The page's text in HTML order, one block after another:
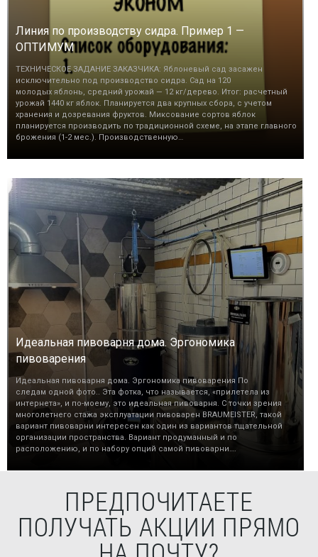
Линия по производству сидра. Пример 1 —
ОПТИМУМ
ТЕХНИЧЕСКОЕ ЗАДАНИЕ ЗАКАЗЧИКА: Яблоневый сад засажен
исключительно под производство сидра. Сад на 120
молодых яблонь, средний урожай — 12 кг/дерево. Итог: расчетный
урожай 1440 кг яблок. Планируется два крупных сбора, с учетом
хранения и дозревания фруктов. Миксование сортов яблок
планируется производить по традиционной схеме, на этапе главного
брожения (1-2 мес.). Производственную…
Идеальная пивоварня дома. Эргономика
пивоварения
Идеальная пивоварня дома. Эргономика пивоварения По
следам одной фото.. Эта фотка, что называется, «прилетела из
интернета», и по-моему, это идеальная пивоварня. С точки зрения
многолетнего стажа эксплуатации пивоварен BRAUMEISTER, такой
вариант пивоварни интересен как один из вариантов тщательной
организации пространства. Вариант продуманный и по
расположению, и по набору опций самой пивоварни….
ПРЕДПОЧИТАЕТЕ
ПОЛУЧАТЬ АКЦИИ ПРЯМО